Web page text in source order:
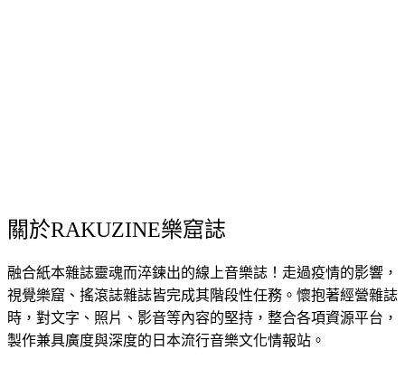
關於RAKUZINE樂窟誌
融合紙本雜誌靈魂而淬鍊出的線上音樂誌！走過疫情的影響，
視覺樂窟、搖滾誌雜誌皆完成其階段性任務。懷抱著經營雜誌
時，對文字、照片、影音等內容的堅持，整合各項資源平台，
製作兼具廣度與深度的日本流行音樂文化情報站。